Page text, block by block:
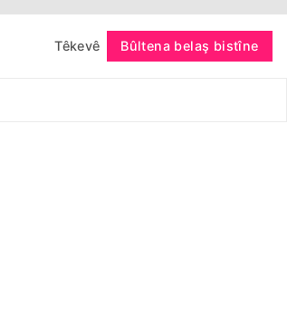
Têkevê Bûltena belaş bistîne
bişopîne